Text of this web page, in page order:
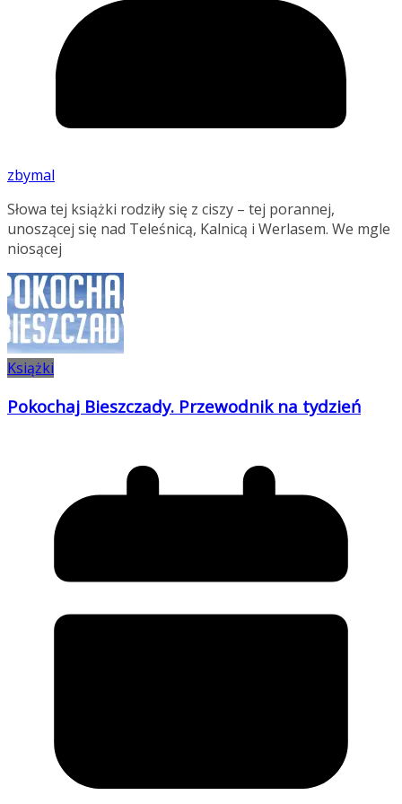
zbymal
Słowa tej książki rodziły się z ciszy – tej porannej,
unoszącej się nad Teleśnicą, Kalnicą i Werlasem. We mgle
niosącej
Książki
Pokochaj Bieszczady. Przewodnik na tydzień